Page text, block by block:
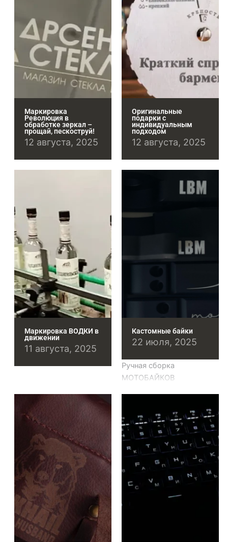
Маркировка
Революция в
обработке зеркал –
прощай, пескоструй!
12 августа, 2025
Оригинальные
подарки с
индивидуальным
подходом
12 августа, 2025
Маркировка ВОДКИ в
движении
11 августа, 2025
Кастомные байки
22 июля, 2025
Ручная сборка
МОТОБАЙКОВ